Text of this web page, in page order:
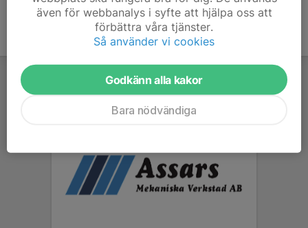
även för webbanalys i syfte att hjälpa oss att
förbättra våra tjänster.
Så använder vi cookies
Godkänn alla kakor
Bara nödvändiga